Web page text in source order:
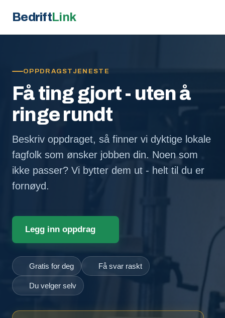
BedriftLink
OPPDRAGSTJENESTE
Få ting gjort - uten å
ringe rundt
Beskriv oppdraget, så finner vi dyktige lokale
fagfolk som ønsker jobben din. Noen som
ikke passer? Vi bytter dem ut - helt til du er
fornøyd.
Legg inn oppdrag
Gratis for deg Få svar raskt
Du velger selv